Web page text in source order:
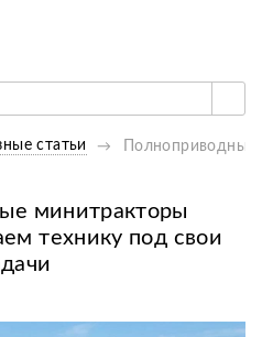
статьи Полноприводные
минитракторы
технику под свои